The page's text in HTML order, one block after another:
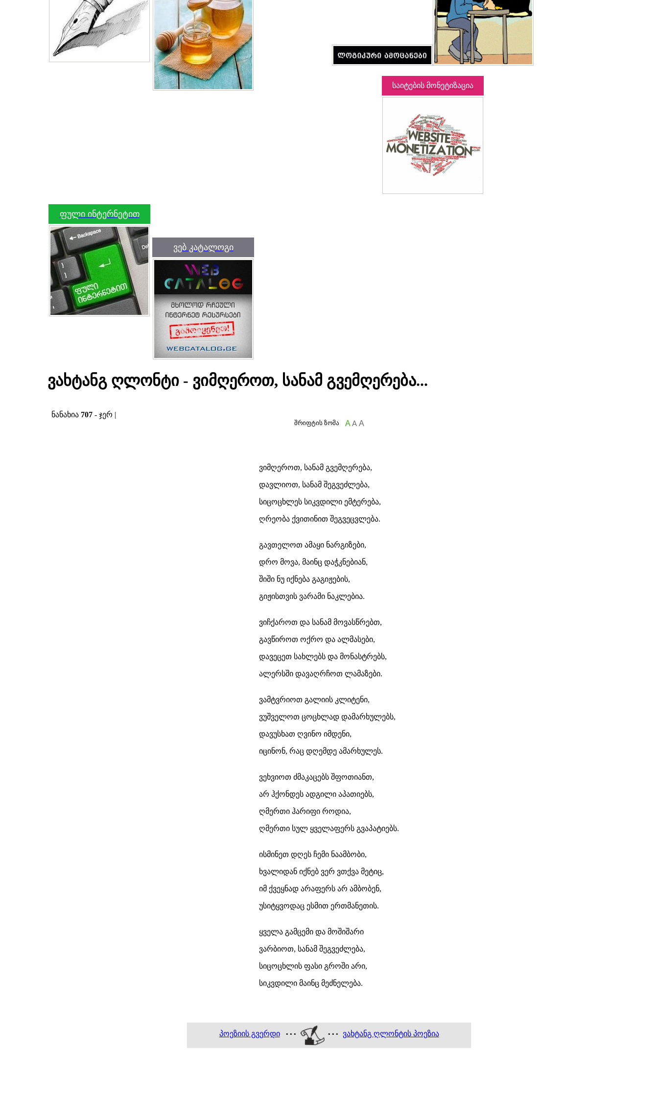
საიტების მონეტიზაცია
ფული ინტერნეტით
ვებ კატალოგი
ვახტანგ ღლონტი - ვიმღეროთ, სანამ გვემღერება...
ნანახია 707 - ჯერ |
შრიფტის ზომა A A A
ვიმღეროთ, სანამ გვემღერება,
დავლიოთ, სანამ შეგვეძლება,
სიცოცხლეს სიკვდილი ემტერება,
ღრეობა ქვითინით შეგვეცვლება.
გავთელოთ ამაყი ნარგიზები,
დრო მოვა, მაინც დაჭკნებიან,
შიში ნუ იქნება გაგიჟების,
გიჟისთვის ვარამი ნაკლებია.
ვიჩქაროთ და სანამ მოვასწრებთ,
გავწიროთ ოქრო და ალმასები,
დავეცეთ სახლებს და მონასტრებს,
ალერსში დავაღრჩოთ ლამაზები.
ვამტვრიოთ გალიის კლიტენი,
ვუშველოთ ცოცხლად დამარხულებს,
დავუსხათ ღვინო იმდენი,
იცინონ, რაც დღემდე ამარხულეს.
ვეხვიოთ ძმაკაცებს შფოთიანთ,
არ ჰქონდეს ადგილი აპათიებს,
ღმერთი ჰარიფი როდია,
ღმერთი სულ ყველაფერს გვაპატიებს.
ისმინეთ დღეს ჩემი ნაამბობი,
ხვალიდან იქნებ ვერ ვთქვა მეტიც,
იმ ქვეყნად არაფერს არ ამბობენ,
უსიტყვოდაც ესმით ერთმანეთის.
ყველა გამცემი და მოშიშარი
ვარბიოთ, სანამ შეგვეძლება,
სიცოცხლის ფასი გროში არი,
სიკვდილი მაინც მეძნელება.
პოეზიის გვერდი • • • • • • ვახტანგ ღლონტის პოეზია